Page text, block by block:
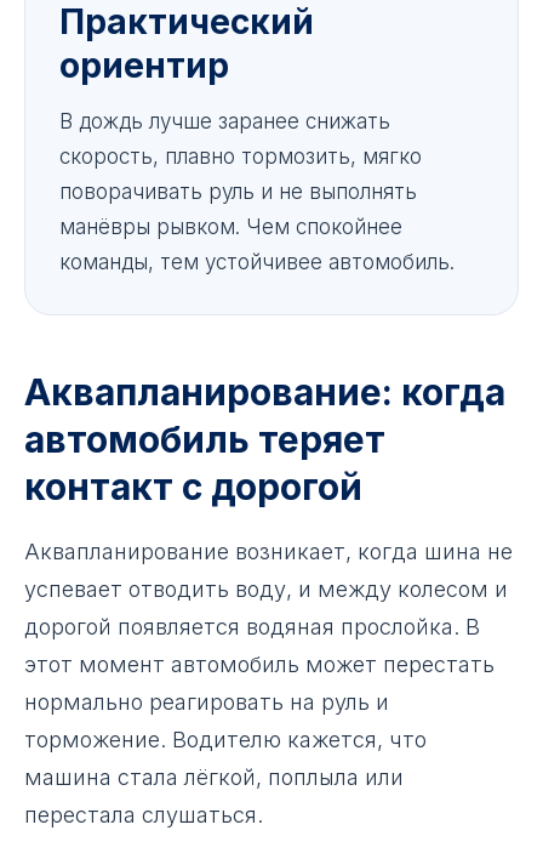
Практический
ориентир
В дождь лучше заранее снижать
скорость, плавно тормозить, мягко
поворачивать руль и не выполнять
манёвры рывком. Чем спокойнее
команды, тем устойчивее автомобиль.
Аквапланирование: когда
автомобиль теряет
контакт с дорогой
Аквапланирование возникает, когда шина не
успевает отводить воду, и между колесом и
дорогой появляется водяная прослойка. В
этот момент автомобиль может перестать
нормально реагировать на руль и
торможение. Водителю кажется, что
машина стала лёгкой, поплыла или
перестала слушаться.